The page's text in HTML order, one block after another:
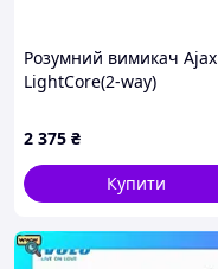
Розумний вимикач Ajax
LightCore(2-way)
2 375 ₴
Купити